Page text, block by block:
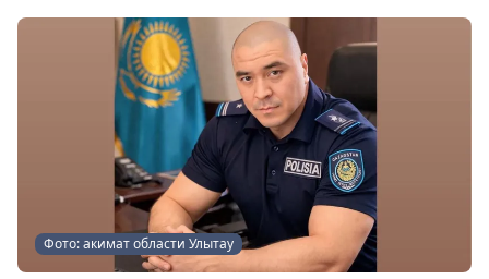
Фото: акимат области Улытау